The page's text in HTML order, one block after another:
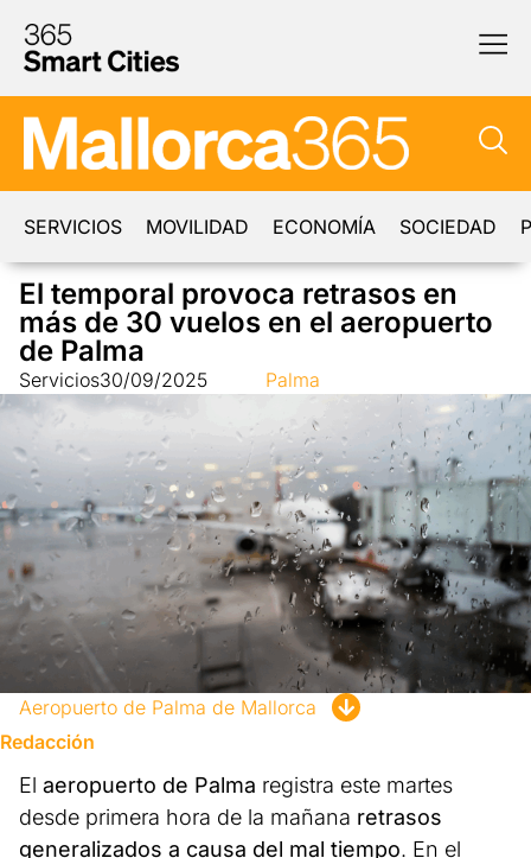
SERVICIOS MOVILIDAD ECONOMÍA SOCIEDAD
El temporal provoca retrasos en
más de 30 vuelos en el aeropuerto
de Palma
Servicios30/09/2025 Palma
Aeropuerto de Palma de Mallorca
Redacción
El aeropuerto de Palma registra este martes
desde primera hora de la mañana retrasos
generalizados a causa del mal tiempo. En el